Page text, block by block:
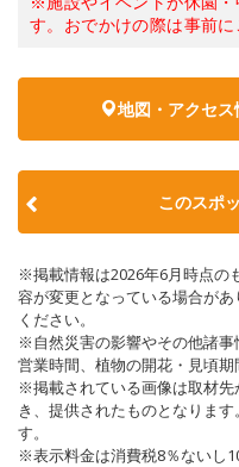
す。おでかけの際は事前に
地図・アクセ
このスポ
※掲載情報は2026年6月時点の
容が変更となっている場合が
ください。
※自然災害の影響やその他諸
営業時間、植物の開花・見頃期
※掲載されている画像は取材
き、提供されたものとなりま
す。
※表示料金は消費税8％ないし